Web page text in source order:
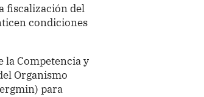
fiscalización del
condiciones
la Competencia y
Organismo
para